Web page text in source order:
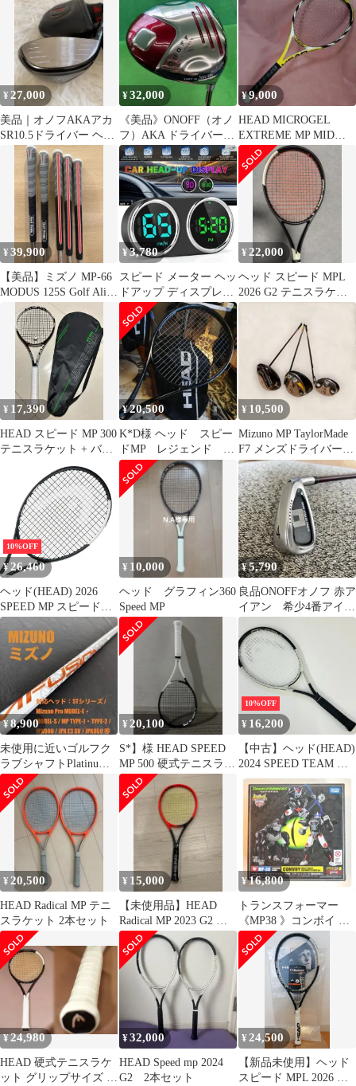
¥ 27,000
美品｜オノフAKAアカ
SR10.5ドライバー ヘッ
ドカバー付
¥32,000
《美品》ONOFF（オノ
フ）AKA ドライバー
10°
¥9,000
HEAD MICROGEL
EXTREME MP MID
PLUS G2 美品
¥39,900
【美品】ミズノ MP-66
MODUS 125S Golf Align
MAX
¥ 3,780
スピード メーター ヘッ
ドアップ ディスプレイ
GPS スピード メーター
デジタル時計 HUD オ
ーバースピードアラー
ム KM/H MP/H スピー
ド メ
¥ 22,000
ヘッド スピード MPL
2026 G2 テニスラケッ
ト
¥ 17,390
HEAD スピード MP 300
テニスラケット + バッ
¥20,500
K*D様 ヘッド スピー
ドMP レジェンド
2024年 硬式テニスラ
ケット カバ
¥ 10,500
Mizuno MP TaylorMade
F7 メンズドライバー 3
本セット
10%OFF
¥ 26,460
ヘッド(HEAD) 2026
SPEED MP スピードミ
ッドプラス (300g) 海外
正規品 硬式テニスラケ
ット 232026 ブラック×
ホワイト(26y1m)[NC]
(010039814)
¥ 10,000
ヘッド グラフィン360
Speed MP
¥5,790
良品ONOFFオノフ 赤ア
イアン 希少4番アイア
ン単品21.5° 純正カーボ
ンR
¥8,900
未使用に近いゴルフク
ラブシャフトPlatinum
MFUSIONミズノD34
¥ 20,100
S*】様 HEAD SPEED
MP 500 硬式テニスラケ
ット
10%OFF
¥ 16,200
【中古】ヘッド(HEAD)
2024 SPEED TEAM ス
ピード チーム (270g) 海
外正規品 硬式テニスラ
ケット 236034-
WH×BK/G2(4_1／4)
【SH00191】
¥ 20,500
HEAD Radical MP テニ
スラケット 2本セット
¥ 15,000
【未使用品】HEAD
Radical MP 2023 G2 硬
式テニスラケット
¥16,800
トランスフォーマー
《MP38 》コンボイ ビ
ーストウォーズ 〔伝説
の総司令官〕
¥24,980
HEAD 硬式テニスラケ
ット グリップサイズ 4
¥32,000
HEAD Speed mp 2024
G2 2本セット
¥ 24,500
【新品未使用】ヘッド
スピード MPL 2026 テ